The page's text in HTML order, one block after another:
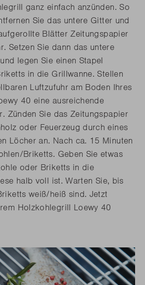
ganz einfach anzünden. So
Sie das untere Gitter und
Blätter Zeitungspapier
Setzen Sie dann das untere
legen Sie einen Stapel
in die Grillwanne. Stellen
Luftzufuhr am Boden Ihres
40 eine ausreichende
Zünden Sie das Zeitungspapier
oder Feuerzeug durch eines
Löcher an. Nach ca. 15 Minuten
Briketts. Geben Sie etwas
oder Briketts in die
halb voll ist. Warten Sie, bis
weiß/heiß sind. Jetzt
Holzkohlegrill Loewy 40